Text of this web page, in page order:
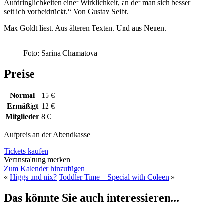
Aufdringlichkeiten einer Wirklichkeit, an der man sich besser
seitlich vorbeidrückt.“ Von Gustav Seibt.
Max Goldt liest. Aus älteren Texten. Und aus Neuen.
Foto: Sarina Chamatova
Preise
Normal
15 €
Ermäßigt 12 €
Mitglieder 8 €
Aufpreis an der Abendkasse
Tickets kaufen
Veranstaltung merken
Zum Kalender hinzufügen
« Higgs und nix? Toddler Time – Special with Coleen »
Das könnte Sie auch interessieren...